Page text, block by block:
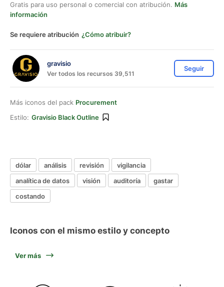
Gratis para uso personal o comercial con atribución. Más
información
Se requiere atribución ¿Cómo atribuir?
gravisio
Ver todos los recursos 39,511
Seguir
Más iconos del pack Procurement
Estilo: Gravisio Black Outline
dólar análisis revisión
vigilancia
analítica de datos
visión auditoría
gastar
costando
Iconos con el mismo estilo y concepto
Ver más